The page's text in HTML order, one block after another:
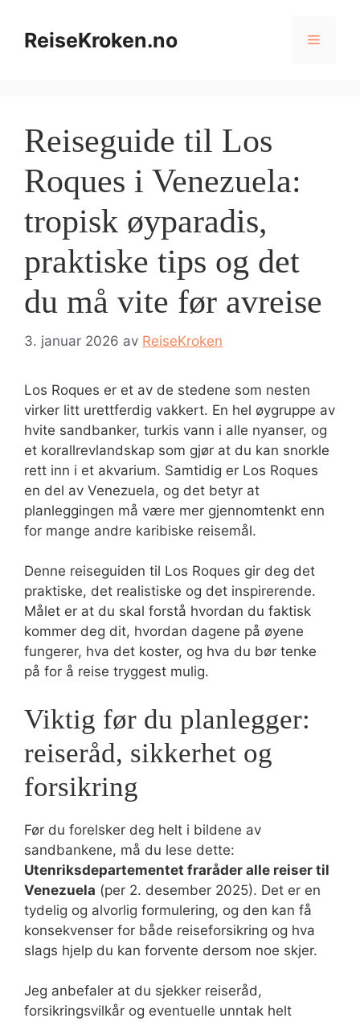
innholdReiseKroken.no Meny
Reiseguide til Los
Roques i Venezuela:
tropisk øyparadis,
praktiske tips og det
du må vite før avreise
3. januar 2026 av ReiseKroken
Los Roques er et av de stedene som nesten
virker litt urettferdig vakkert. En hel øygruppe av
hvite sandbanker, turkis vann i alle nyanser, og
et korallrevlandskap som gjør at du kan snorkle
rett inn i et akvarium. Samtidig er Los Roques
en del av Venezuela, og det betyr at
planleggingen må være mer gjennomtenkt enn
for mange andre karibiske reisemål.
Denne reiseguiden til Los Roques gir deg det
praktiske, det realistiske og det inspirerende.
Målet er at du skal forstå hvordan du faktisk
kommer deg dit, hvordan dagene på øyene
fungerer, hva det koster, og hva du bør tenke
på for å reise tryggest mulig.
Viktig før du planlegger:
reiseråd, sikkerhet og
forsikring
Før du forelsker deg helt i bildene av
sandbankene, må du lese dette:
Utenriksdepartementet fraråder alle reiser til
Venezuela (per 2. desember 2025). Det er en
tydelig og alvorlig formulering, og den kan få
konsekvenser for både reiseforsikring og hva
slags hjelp du kan forvente dersom noe skjer.
Jeg anbefaler at du sjekker reiseråd,
forsikringsvilkår og eventuelle unntak helt